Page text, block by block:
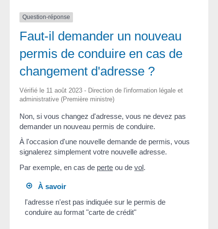
Question-réponse
Faut-il demander un nouveau
permis de conduire en cas de
changement d'adresse ?
Vérifié le 11 août 2023 - Direction de l'information légale et
administrative (Première ministre)
Non, si vous changez d'adresse, vous ne devez pas
demander un nouveau permis de conduire.
À l'occasion d'une nouvelle demande de permis, vous
signalerez simplement votre nouvelle adresse.
Par exemple, en cas de perte ou de vol.
À savoir
l'adresse n'est pas indiquée sur le permis de
conduire au format "carte de crédit"